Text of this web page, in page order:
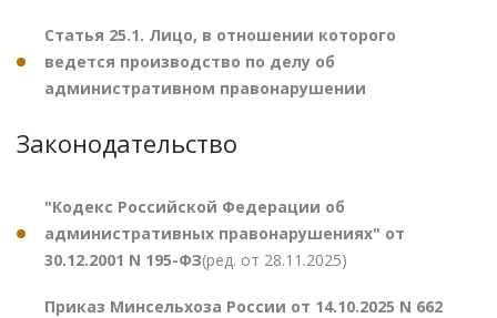
Статья 25.1. Лицо, в отношении которого
ведется производство по делу об
административном правонарушении
Законодательство
"Кодекс Российской Федерации об
административных правонарушениях" от
30.12.2001 N 195-ФЗ(ред. от 28.11.2025)
Приказ Минсельхоза России от 14.10.2025 N 662